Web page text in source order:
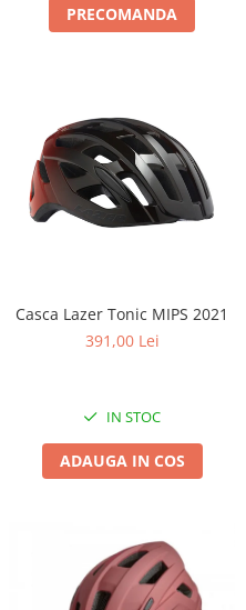
PRECOMANDA
Casca Lazer Tonic MIPS 2021
391,00 Lei
IN STOC
ADAUGA IN COS